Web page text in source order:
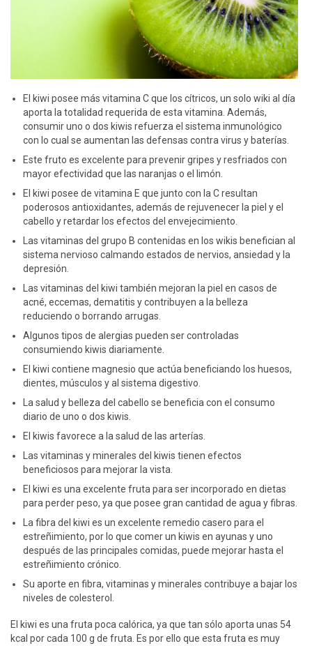
El kiwi posee más vitamina C que los cítricos, un solo wiki al día
aporta la totalidad requerida de esta vitamina. Además,
consumir uno o dos kiwis refuerza el sistema inmunológico
con lo cual se aumentan las defensas contra virus y baterías.
Este fruto es excelente para prevenir gripes y resfriados con
mayor efectividad que las naranjas o el limón.
El kiwi posee de vitamina E que junto con la C resultan
poderosos antioxidantes, además de rejuvenecer la piel y el
cabello y retardar los efectos del envejecimiento.
Las vitaminas del grupo B contenidas en los wikis benefician al
sistema nervioso calmando estados de nervios, ansiedad y la
depresión.
Las vitaminas del kiwi también mejoran la piel en casos de
acné, eccemas, dematitis y contribuyen a la belleza
reduciendo o borrando arrugas.
Algunos tipos de alergias pueden ser controladas
consumiendo kiwis diariamente.
El kiwi contiene magnesio que actúa beneficiando los huesos,
dientes, músculos y al sistema digestivo.
La salud y belleza del cabello se beneficia con el consumo
diario de uno o dos kiwis.
El kiwis favorece a la salud de las arterías.
Las vitaminas y minerales del kiwis tienen efectos
beneficiosos para mejorar la vista.
El kiwi es una excelente fruta para ser incorporado en dietas
para perder peso, ya que posee gran cantidad de agua y fibras.
La fibra del kiwi es un excelente remedio casero para el
estreñimiento, por lo que comer un kiwis en ayunas y uno
después de las principales comidas, puede mejorar hasta el
estreñimiento crónico.
Su aporte en fibra, vitaminas y minerales contribuye a bajar los
niveles de colesterol.
El kiwi es una fruta poca calórica, ya que tan sólo aporta unas 54
kcal por cada 100 g de fruta. Es por ello que esta fruta es muy